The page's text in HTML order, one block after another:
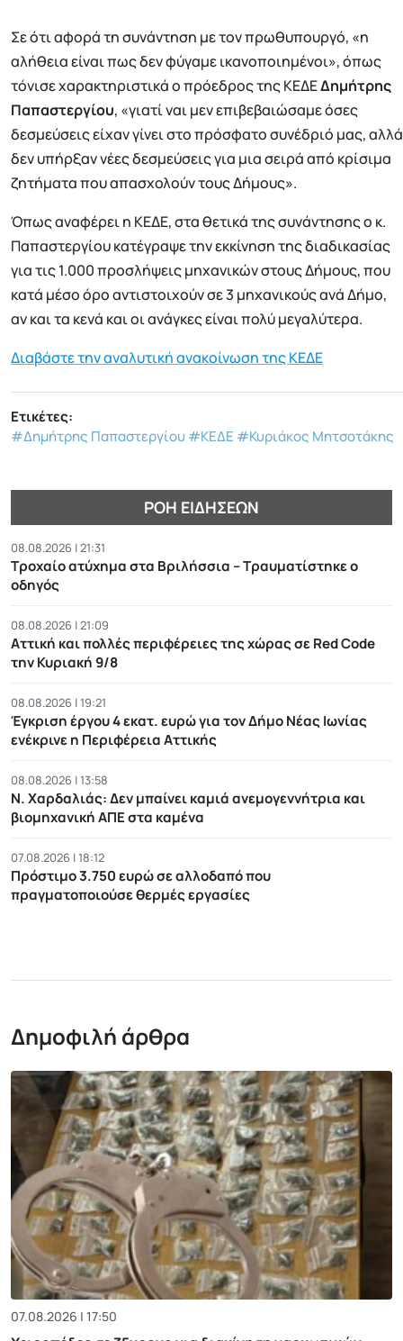
Σε ότι αφορά τη συνάντηση με τον πρωθυπουργό, «η
αλήθεια είναι πως δεν φύγαμε ικανοποιημένοι», όπως
τόνισε χαρακτηριστικά ο πρόεδρος της ΚΕΔΕΔημήτρης
Παπαστεργίου, «γιατί ναι μεν επιβεβαιώσαμε όσες
δεσμεύσεις είχαν γίνει στο πρόσφατο συνέδριό μας, αλλά
δεν υπήρξαν νέες δεσμεύσεις για μια σειρά από κρίσιμα
ζητήματα που απασχολούν τους Δήμους».
Όπως αναφέρει η ΚΕΔΕ, στα θετικά της συνάντησης ο κ.
Παπαστεργίου κατέγραψε την εκκίνηση της διαδικασίας
για τις 1.000 προσλήψεις μηχανικών στους Δήμους, που
κατά μέσο όρο αντιστοιχούν σε 3 μηχανικούς ανά Δήμο,
αν και τα κενά και οι ανάγκες είναι πολύ μεγαλύτερα.
Διαβάστε την αναλυτική ανακοίνωση της ΚΕΔΕ
Ετικέτες:
#Δημήτρης Παπαστεργίου #ΚΕΔΕ #Κυριάκος Μητσοτάκης
ΡΟΉ ΕΙΔΉΣΕΩΝ
08.08.2026 | 21:31
Τροχαίο ατύχημα στα Βριλήσσια – Τραυματίστηκε ο
οδηγός
08.08.2026 | 21:09
Αττική και πολλές περιφέρειες της χώρας σε Red Code
την Κυριακή 9/8
08.08.2026 | 19:21
Έγκριση έργου 4 εκατ. ευρώ για τον Δήμο Νέας Ιωνίας
ενέκρινε η Περιφέρεια Αττικής
08.08.2026 | 13:58
Ν. Χαρδαλιάς: Δεν μπαίνει καμιά ανεμογεννήτρια και
βιομηχανική ΑΠΕ στα καμένα
07.08.2026 | 18:12
Πρόστιμο 3.750 ευρώ σε αλλοδαπό που
πραγματοποιούσε θερμές εργασίες
Δημοφιλή άρθρα
07.08.2026 | 17:50